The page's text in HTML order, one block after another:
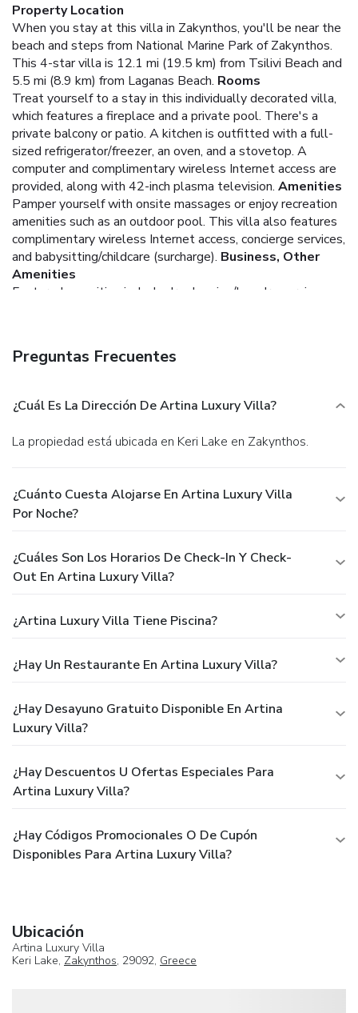
Property Location
When you stay at this villa in Zakynthos, you'll be near the
beach and steps from National Marine Park of Zakynthos.
This 4-star villa is 12.1 mi (19.5 km) from Tsilivi Beach and
5.5 mi (8.9 km) from Laganas Beach. Rooms
Treat yourself to a stay in this individually decorated villa,
which features a fireplace and a private pool. There's a
private balcony or patio. A kitchen is outfitted with a full-
sized refrigerator/freezer, an oven, and a stovetop. A
computer and complimentary wireless Internet access are
provided, along with 42-inch plasma television. Amenities
Pamper yourself with onsite massages or enjoy recreation
amenities such as an outdoor pool. This villa also features
complimentary wireless Internet access, concierge services,
and babysitting/childcare (surcharge). Business, Other
Amenities
Featured amenities include dry cleaning/laundry services,
Preguntas Frecuentes
¿Cuál Es La Dirección De Artina Luxury Villa?
La propiedad está ubicada en Keri Lake en Zakynthos.
¿Cuánto Cuesta Alojarse En Artina Luxury Villa
Por Noche?
¿Cuáles Son Los Horarios De Check-In Y Check-
Out En Artina Luxury Villa?
¿Artina Luxury Villa Tiene Piscina?
¿Hay Un Restaurante En Artina Luxury Villa?
¿Hay Desayuno Gratuito Disponible En Artina
Luxury Villa?
¿Hay Descuentos U Ofertas Especiales Para
Artina Luxury Villa?
¿Hay Códigos Promocionales O De Cupón
Disponibles Para Artina Luxury Villa?
Ubicación
Artina Luxury Villa
Keri Lake, Zakynthos, 29092, Greece